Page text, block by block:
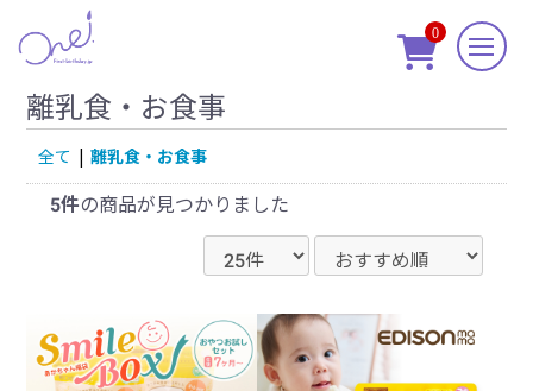
離乳食・お食事
全て | 離乳食・お食事
5件の商品が見つかりました

0